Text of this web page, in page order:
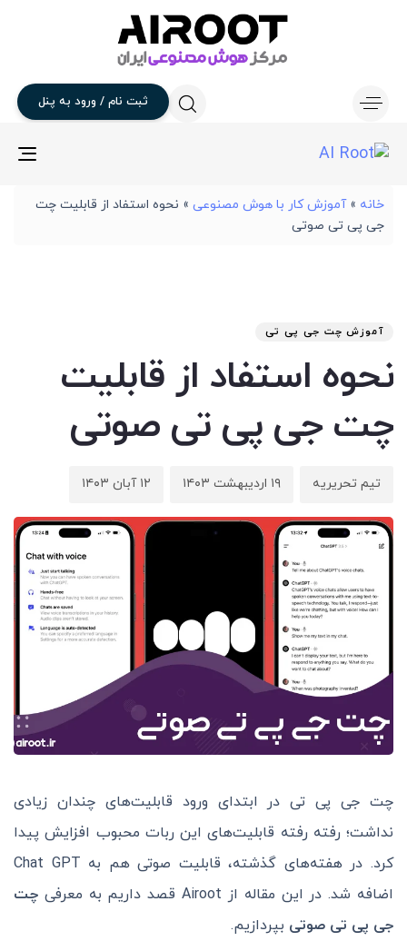
ثبت نام / ورود به پنل
خانه »آموزش کار با هوش مصنوعی » نحوه استفاد از قابلیت چت
جی پی تی صوتی
آموزش چت جی پی تی
نحوه استفاد از قابلیت
چت جی پی تی صوتی
تیم تحریریه ۱۹ اردیبهشت ۱۴۰۳ ۱۲ آبان ۱۴۰۳
چت جی پی تی در ابتدای ورود قابلیت‌های چندان زیادی
نداشت؛ رفته رفته قابلیت‌های این ربات محبوب افزایش پیدا
کرد. در هفته‌های گذشته، قابلیت صوتی هم به Chat GPT
اضافه شد. در این مقاله از Airoot قصد داریم به معرفی
چت
جی پی تی صوتی بپردازیم.